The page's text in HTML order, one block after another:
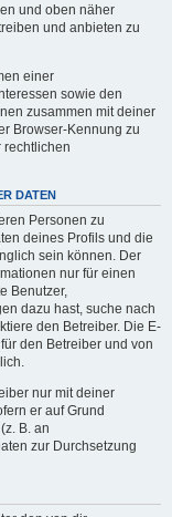
und oben näher
und anbieten zu
einer
sowie den
zusammen mit deiner
Browser-Kennung zu
rechtlichen
DATEN
Personen zu
deines Profils und die
sein können. Der
nur für einen
Benutzer,
dazu hast, suche nach
den Betreiber. Die E-
den Betreiber und von
nur mit deiner
er auf Grund
B. an
zur Durchsetzung